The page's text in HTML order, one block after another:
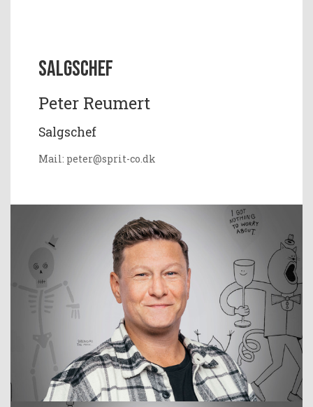
Salgschef
Peter Reumert
Salgschef
Mail: peter@sprit-co.dk